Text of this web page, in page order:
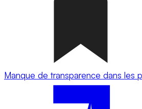
Manque de transparence dans les